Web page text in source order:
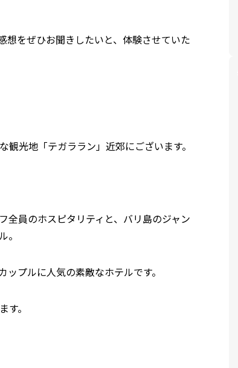
想をぜひお聞きしたいと、体験させていた
光地「テガララン」近郊にございます。
全員のホスピタリティと、バリ島のジャン
。
プルに人気の素敵なホテルです。
。